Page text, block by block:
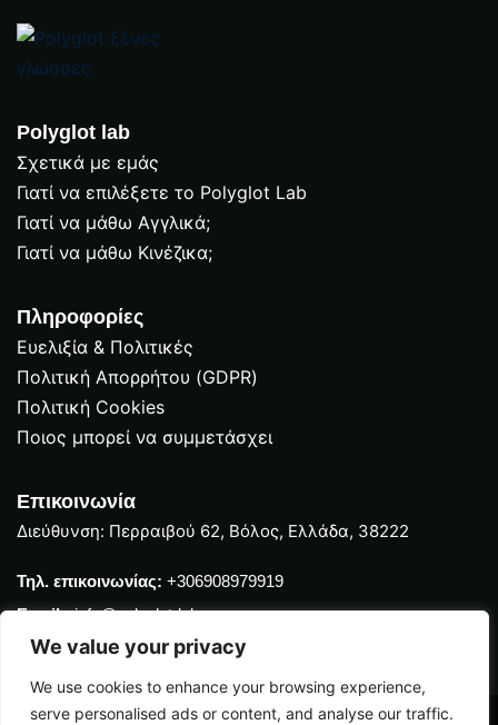
We value your privacy
We use cookies to enhance your browsing experience,
serve personalised ads or content, and analyse our traffic.
Polyglot lab
Σχετικά με εμάς
Γιατί να επιλέξετε το Polyglot Lab
Γιατί να μάθω Αγγλικά;
Γιατί να μάθω Κινέζικα;
Πληροφορίες
Ευελιξία & Πολιτικές
Πολιτική Απορρήτου (GDPR)
Πολιτική Cookies
Ποιος μπορεί να συμμετάσχει
Επικοινωνία
Διεύθυνση: Περραιβού 62, Βόλος, Ελλάδα, 38222
Τηλ. επικοινωνίας: +306908979919
Email :info@polyglot-lab.com